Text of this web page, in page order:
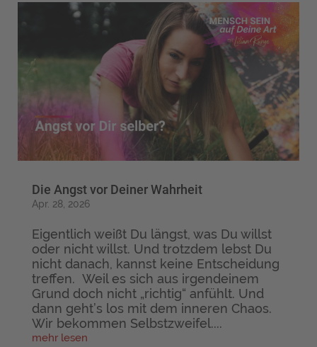
Die Angst vor Deiner Wahrheit
Apr. 28, 2026
Eigentlich weißt Du längst, was Du willst
oder nicht willst. Und trotzdem lebst Du
nicht danach, kannst keine Entscheidung
treffen. Weil es sich aus irgendeinem
Grund doch nicht „richtig“ anfühlt. Und
dann geht’s los mit dem inneren Chaos.
Wir bekommen Selbstzweifel....
mehr lesen